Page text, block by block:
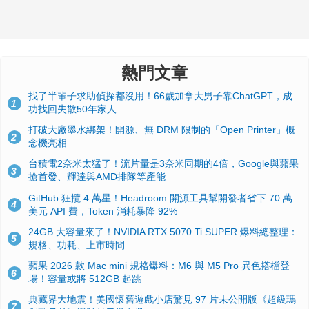
熱門文章
1
找了半輩子求助偵探都沒用！66歲加拿大男子靠ChatGPT，成
功找回失散50年家人
2
打破大廠墨水綁架！開源、無 DRM 限制的「Open Printer」概
念機亮相
3
台積電2奈米太猛了！流片量是3奈米同期的4倍，Google與蘋果
搶首發、輝達與AMD排隊等產能
4
GitHub 狂攬 4 萬星！Headroom 開源工具幫開發者省下 70 萬
美元 API 費，Token 消耗暴降 92%
5
24GB 大容量來了！NVIDIA RTX 5070 Ti SUPER 爆料總整理：
規格、功耗、上市時間
6
蘋果 2026 款 Mac mini 規格爆料：M6 與 M5 Pro 異色搭檔登
場！容量或將 512GB 起跳
7
典藏界大地震！美國懷舊遊戲小店驚見 97 片未公開版《超級瑪